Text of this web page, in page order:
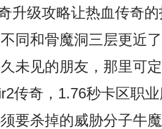
升级攻略让热血传奇
同和骨魔洞三层更近
未见的朋友，那里可
传奇，1.76秒卡区职
要杀掉的威胁分子牛